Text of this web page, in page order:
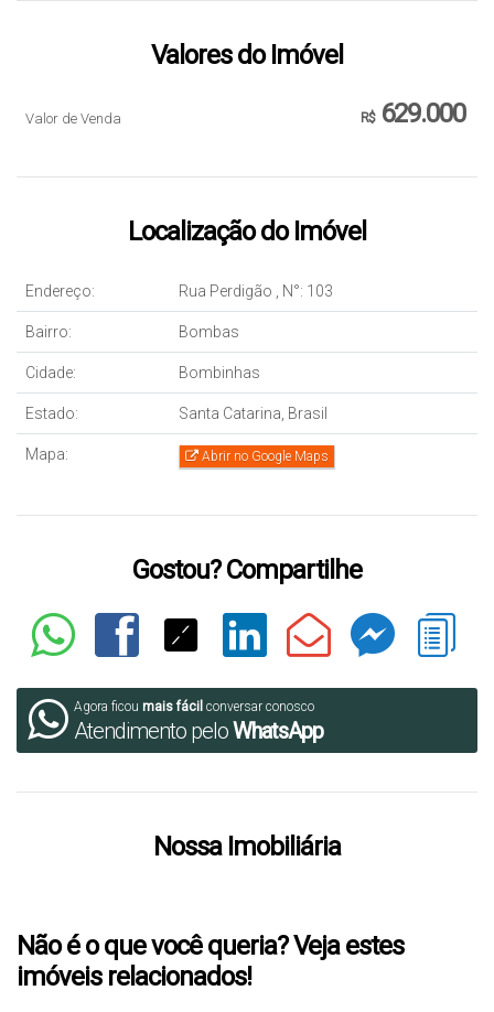
Valores do Imóvel
R$629.000
Valor de Venda
Localização do Imóvel
Endereço: Rua Perdigão , N°: 103
Bairro: Bombas
Cidade: Bombinhas
Estado: Santa Catarina, Brasil
Mapa: Abrir no Google Maps
Gostou? Compartilhe
Agora ficou mais fácil conversar conosco
Atendimento peloWhatsApp
Nossa Imobiliária
Não é o que você queria? Veja estes
imóveis relacionados!